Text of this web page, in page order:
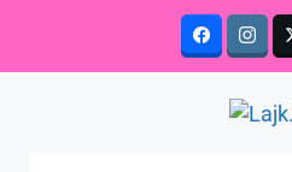
content